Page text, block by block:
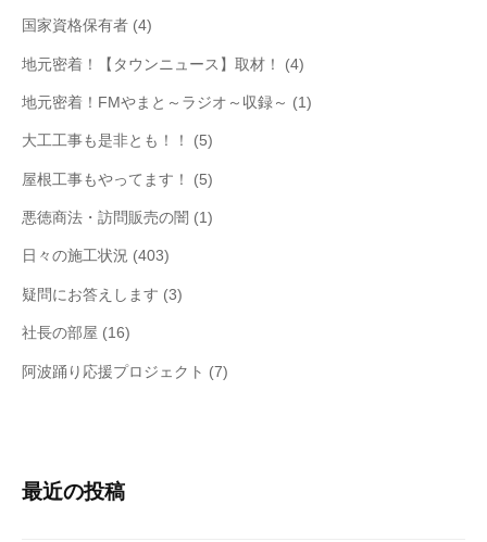
国家資格保有者 (4)
地元密着！【タウンニュース】取材！ (4)
地元密着！FMやまと～ラジオ～収録～ (1)
大工工事も是非とも！！ (5)
屋根工事もやってます！ (5)
悪徳商法・訪問販売の闇 (1)
日々の施工状況 (403)
疑問にお答えします (3)
社長の部屋 (16)
阿波踊り応援プロジェクト (7)
最近の投稿